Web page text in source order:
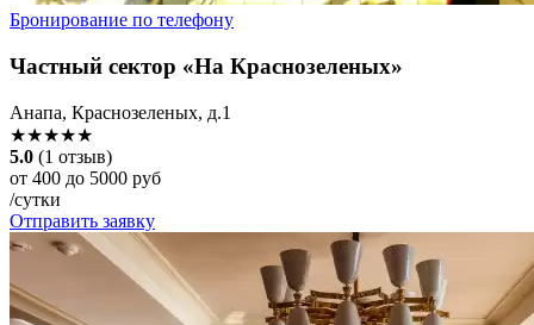
Бронирование по телефону
Частный сектор «На Краснозеленых»
Анапа, Краснозеленых, д.1
★★★★★
5.0 (1 отзыв)
от 400 до 5000 руб
/сутки
Отправить заявку